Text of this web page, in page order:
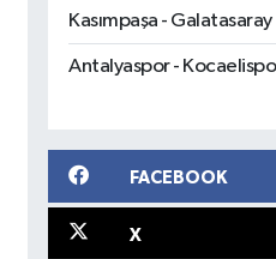
Kasımpaşa - Galatasaray
Antalyaspor -
FACEBOOK
X